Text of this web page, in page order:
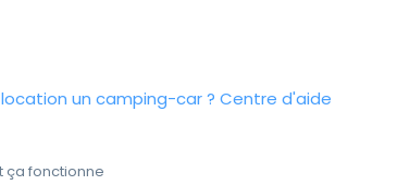
un camping-car ? Centre d'aide
ça fonctionne